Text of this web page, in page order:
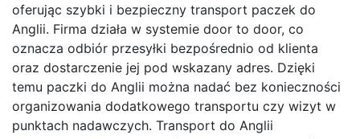
oferując szybki i bezpieczny transport paczek do
Anglii. Firma działa w systemie door to door, co
oznacza odbiór przesyłki bezpośrednio od klienta
oraz dostarczenie jej pod wskazany adres. Dzięki
temu paczki do Anglii można nadać bez konieczności
organizowania dodatkowego transportu czy wizyt w
punktach nadawczych. Transport do Anglii